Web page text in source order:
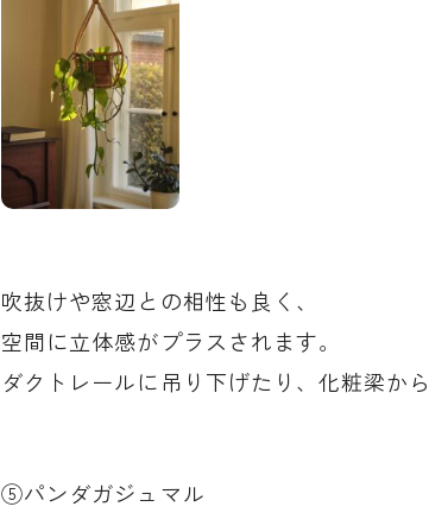
吹抜けや窓辺との相性も良く、
空間に立体感がプラスされます。
ダクトレールに吊り下げたり、化粧梁か
⑤パンダガジュマル